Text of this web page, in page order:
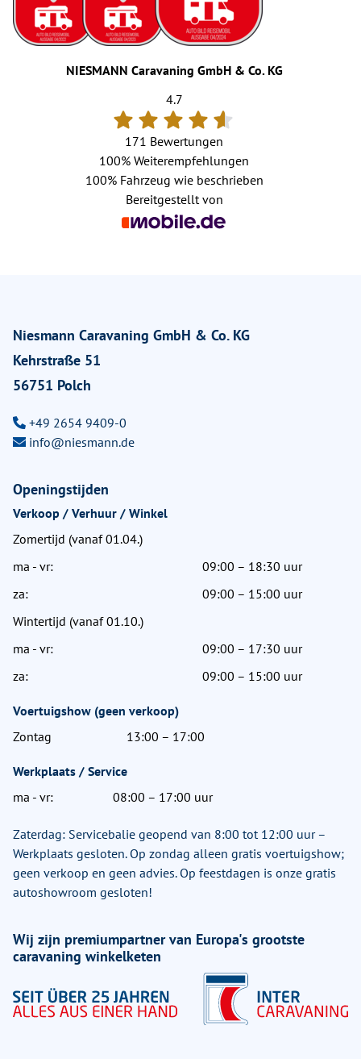
NIESMANN Caravaning GmbH & Co. KG
4.7
171 Bewertungen
100% Weiterempfehlungen
100%Fahrzeug wie beschrieben
Bereitgestellt von
Niesmann Caravaning GmbH & Co. KG
Kehrstraße 51
56751 Polch
+49 2654 9409-0
info@niesmann.de
Openingstijden
Verkoop / Verhuur / Winkel
Zomertijd (vanaf 01.04.)
ma - vr:
09:00 – 18:30 uur
za:
09:00 – 15:00 uur
Wintertijd (vanaf 01.10.)
ma - vr:
09:00 – 17:30 uur
za:
09:00 – 15:00 uur
Voertuigshow (geen verkoop)
Zontag
13:00 – 17:00
Werkplaats / Service
ma - vr:
08:00 – 17:00 uur
Zaterdag: Servicebalie geopend van 8:00 tot 12:00 uur –
Werkplaats gesloten. Op zondag alleen gratis voertuigshow;
geen verkoop en geen advies. Op feestdagen is onze gratis
autoshowroom gesloten!
Wij zijn premiumpartner van Europa's grootste
caravaning winkelketen